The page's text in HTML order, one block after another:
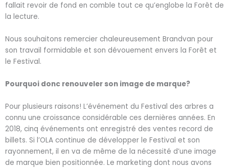
fallait revoir de fond en comble tout ce qu’englobe la Forêt de
la lecture.
Nous souhaitons remercier chaleureusement Brandvan pour
son travail formidable et son dévouement envers la Forêt et
le Festival.
Pourquoi donc renouveler son image de marque?
Pour plusieurs raisons! L’événement du Festival des arbres a
connu une croissance considérable ces dernières années. En
2018, cinq événements ont enregistré des ventes record de
billets. Si l’OLA continue de développer le Festival et son
rayonnement, il en va de même de la nécessité d’une image
de marque bien positionnée. Le marketing dont nous avons